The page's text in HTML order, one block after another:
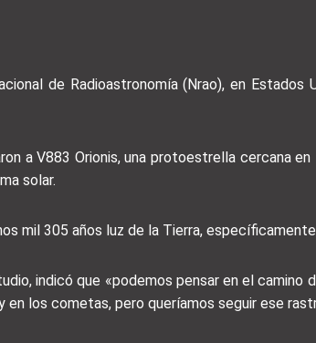
de Radioastronomía (Nrao), en
a V883 Orionis, una protoestrella cercana
solar.
mil 305 años luz de la Tierra,
indicó que «podemos pensar en el
los cometas, pero queríamos seguir ese